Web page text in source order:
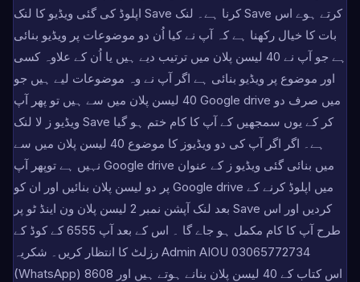
اپلوڈ کی گئی ویڈیو کا لنک Save کرنا ہے۔ لنک Save کرتے ہوے اس
بات کا خیال رکھنا ہے کہ آپ نے کیا اُن دو موضوعات پر ویڈیو بنائی
ہے جو آپ نے 40 لیسن پلان میں ترتیب دیے ہیں یا اُن کے علاوہ کسی
اور موضوع پر ویڈیو بنائی ہے اگر آپ نے وہ موضوعات لیے ہیں جو
40 لیسن پلان میں سے ہیں تو پھر آپ Google drive میں صرف دو
ویڈیو ز لا لنک Save کر کے یوں سمجھیں کے آپ کا کام ختم ہو گیا
ہے۔ اگر اگر آپ کی دو ویڈیوز کا موضوع 40 لیسن پلان میں سے
نہیں ہے توپھر آپ Google drive میں بنائی گئی ویڈیو ز کے عنوان
پر دو لیسن پلان بنائیں اور ان کو Google drive میں اپلوڈ کرنے کے
بعد لنک آپشن نمبر 2 لیسن پلان ون اینڈ ٹو پر Save کردیں اور اس
طرح آپ کا کام مکمل ہو جاے گا ۔ اس کے بعد آپ 6555 کے کوڈ کے
رزلٹ کا انتظار کریں۔ شکریہ Admin AIOU 03065772734
(WhatsApp) 8608 اس کتاب کے 40 لیسن پلان بنانے ہوتے ہیں اور